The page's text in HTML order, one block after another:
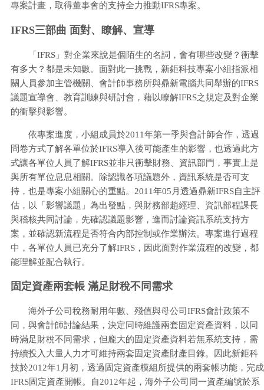
專案計畫，取得董事會的支持全力推動IFRS專案。
IFRS三部曲 面對、瞭解、宣導
「IFRS」對企業來說是個陌生的名詞，會有哪些改變？衝擊
有多大？都是未知數。面對此一挑戰，新鉅科技專案小組指派相
關人員參加主管機關、會計師事務所與鼎新電腦共同舉辦的IFRS
議題宣導會、教育訓練與研討會，藉以瞭解IFRS之規定及對企業
的衝擊與影響。
依專案進度，小組成員於2011年第一季與會計師合作，透過
問卷方式了解各單位於IFRS導入後可能產生的影響，也透過此方
式讓各單位人員了解IFRS並非只衝擊財務、資訊部門，事實上是
與所有單位息息相關。除認識各項議題外，資訊系統是否可支
持，也是專案小組關心的重點。2011年05月透過鼎新IFRS自主評
估，以「影響議題」為出發點，與財務部趙經理、資訊部程課長
與稽核共同討論，先確認議題影響，進而討論資訊系統支持方
案，並確認新流程是否符合內部控制或作業辦法。專案進行過程
中，各單位人員已充分了解IFRS，因此面對作業流程的改變，都
能理解並配合執行。
固定資產兩套帳 滿足財稅不同需求
海外子公司稅務耐用年數、殘值與母公司IFRS會計政策不
同，與會計師討論結果，決定同時維護兩套固定資產資料，以同
時滿足財稅不同需求，但龐大的固定資產資料若無系統支持，需
持續投入大量人力才可維持兩套固定資產財產目錄。因此新鉅科
技於2012年1月初，透過固定資產模組所提供的兩套帳功能，完成
IFRS固定資產開帳。自2012年起，海外子公司同一資產編號於系